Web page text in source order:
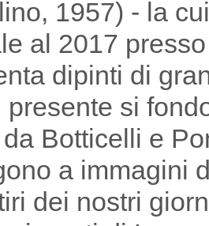
1957) - la
al 2017
dipinti di
presente si
Botticelli e
a immagini
dei nostri